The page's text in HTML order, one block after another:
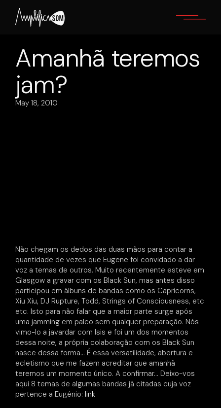
content
Amanhã teremos
jam?
May 18, 2010
Não chegam os dedos das duas mãos para contar a
quantidade de vezes que Eugene foi convidado a dar
voz a temas de outros. Muito recentemente esteve em
Glasgow a gravar com os Black Sun, mas antes disso
participou em álbuns de bandas como os Capricorns,
Xiu Xiu, DJ Rupture, Todd, Strings of Consciousness, etc
etc. Isto para não falar que a maior parte surge após
uma jamming em palco sem qualquer preparação. Nós
vimo-lo a javardar com Isis e foi um dos momentos
dessa noite, a própria colaboração com os Black Sun
nasce dessa forma… É essa versatilidade, abertura e
ecletismo que me fazem acreditar que amanhã
teremos um momento único. A confirmar… Deixo-vos
aqui 8 temas de algumas bandas já citadas cuja voz
pertence a Eugénio:link